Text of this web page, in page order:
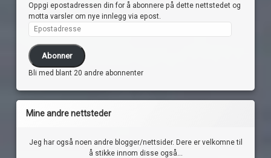
Oppgi epostadressen din for å abonnere på dette nettstedet og
motta varsler om nye innlegg via epost.
Epostadresse
Abonner
Bli med blant 20 andre abonnenter
Mine andre nettsteder
Jeg har også noen andre blogger/nettsider. Dere er velkomne til
å stikke innom disse også...